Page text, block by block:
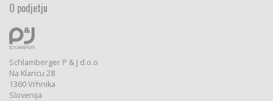
O podjetju
Schlamberger P & J d.o.o
Na Klancu 28
1360 Vrhnika
Slovenija